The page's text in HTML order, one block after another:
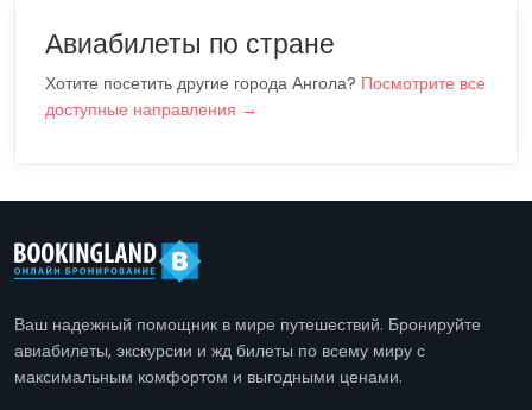
Авиабилеты по стране
Хотите посетить другие города Ангола? Посмотрите все
доступные направления →
Ваш надежный помощник в мире путешествий. Бронируйте
авиабилеты, экскурсии и жд билеты по всему миру с
максимальным комфортом и выгодными ценами.